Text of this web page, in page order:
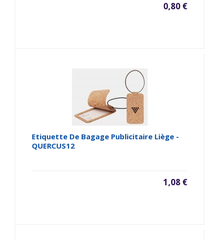
0,80 €
Etiquette De Bagage Publicitaire Liège -
QUERCUS12
1,08 €